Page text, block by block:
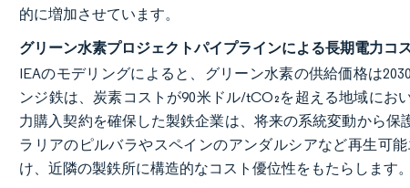
的に増加させています。
グリーン水素プロジェクトパイプラインによる長期電力コ
IEAのモデリングによると、グリーン水素の供給価格は
ンジ鉄は、炭素コストが90米ドル/tCO₂を超える地域に
力購入契約を確保した製鉄企業は、将来の系統変動から
ラリアのピルバラやスペインのアンダルシアなど再生可
け、近隣の製鉄所に構造的なコスト優位性をもたらします。